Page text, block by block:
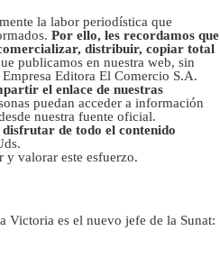
la labor periodística que
Por ello, les recordamos que
distribuir, copiar total
publicamos en nuestra web, sin
Editora El Comercio S.A.
el enlace de nuestras
puedan acceder a información
nuestra fuente oficial.
de todo el contenido
y valorar este esfuerzo.
Victoria es el nuevo jefe de la Sunat: